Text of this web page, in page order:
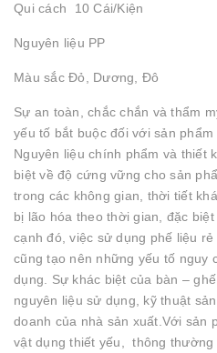
Qui cách 10 Cái/Kiện
Nguyên liệu PP
Màu sắc Đỏ, Dương, Đô
Sự an toàn, chắc chắn và thẩm
yếu tố bắt buộc đối với sản phẩm
Nguyên liệu chính phẩm và thiết
biệt về độ cứng vững cho sản
trong các không gian, thời tiết
bị lão hóa theo thời gian, đặc
cạnh đó, việc sử dụng phế liệu
cũng tạo nên những yếu tố
dụng. Sự khác biệt của bàn –
nguyên liệu sử dụng, kỹ thuật
doanh của nhà sản xuất.Với sản
vật dụng thiết yếu, thông